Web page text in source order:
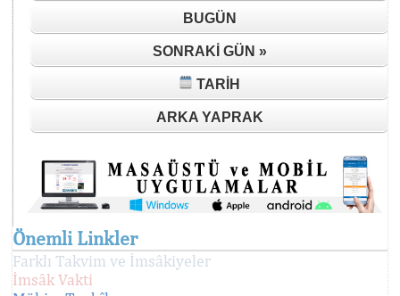
BUGÜN
SONRAKI GÜN »
TARIH
ARKA YAPRAK
Önemli Linkler
Farklı Takvim ve İmsâkiyeler
İmsâk Vakti